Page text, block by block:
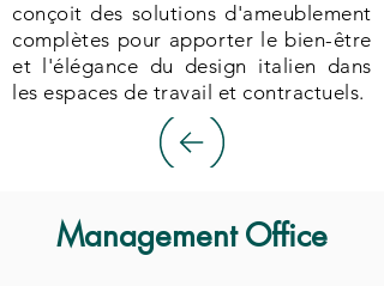
conçoit des solutions d'ameublement
complètes pour apporter le bien-être
et l'élégance du design italien dans
les espaces de travail et contractuels.
Management Office